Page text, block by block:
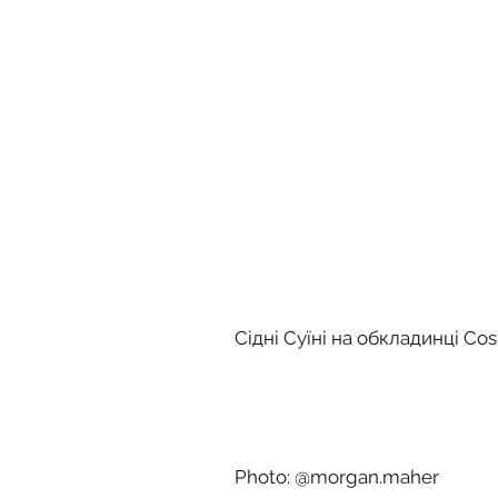
Сідні Суїні на обкладинці
Photo: @morgan.maher